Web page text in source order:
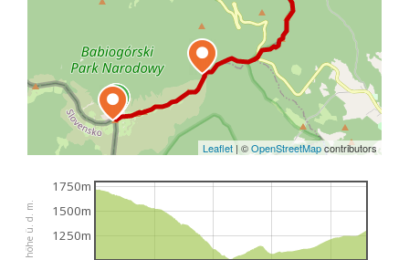
Leaflet | ©OpenStreetMapcontributors
höhe ü. d. m. 1250m
1500m
1750m